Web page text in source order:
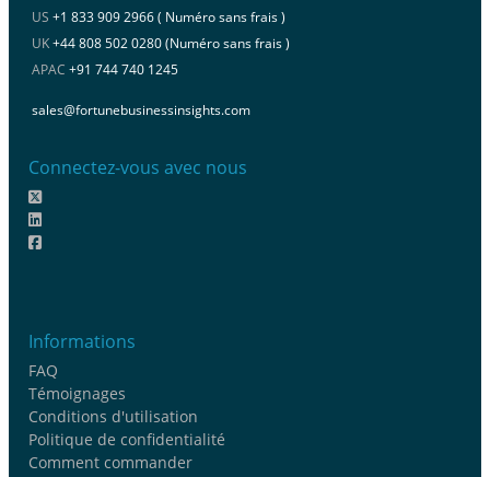
US +1 833 909 2966 ( Numéro sans frais )
UK+44 808 502 0280 (Numéro sans frais )
APAC +91 744 740 1245
sales@fortunebusinessinsights.com
Connectez-vous avec nous
Informations
FAQ
Témoignages
Conditions d'utilisation
Politique de confidentialité
Comment commander